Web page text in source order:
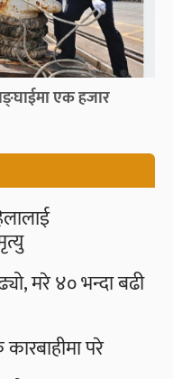
एक हजार
मरे ४० भन्दा बढी
परे